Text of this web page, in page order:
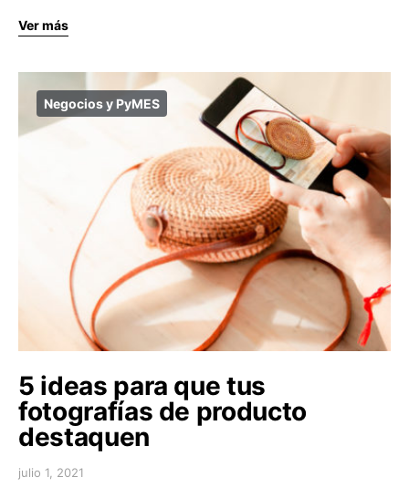
Ver más
Negocios y PyMES
5 ideas para que tus
fotografías de producto
destaquen
julio 1, 2021